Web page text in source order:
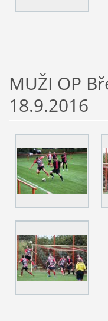
MUŽI OP
18.9.2016